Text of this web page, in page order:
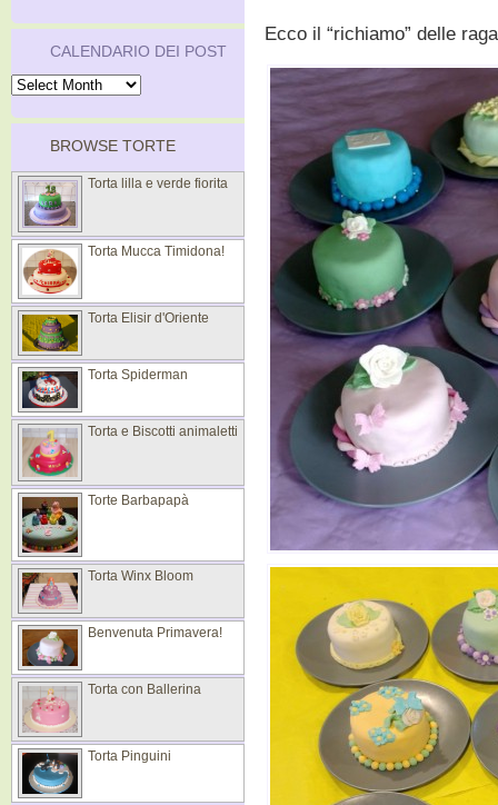
CALENDARIO DEI POST
BROWSE TORTE
Torta lilla e verde fiorita
Torta Mucca Timidona!
Torta Elisir d'Oriente
Torta Spiderman
Torta e Biscotti animaletti
Torte Barbapapà
Torta Winx Bloom
Benvenuta Primavera!
Torta con Ballerina
Torta Pinguini
Ecco il “richiamo” delle